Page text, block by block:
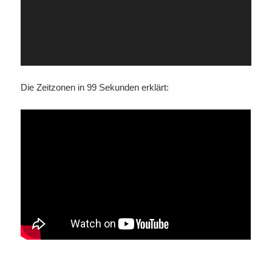
Die Zeitzonen in 99 Sekunden erklärt: